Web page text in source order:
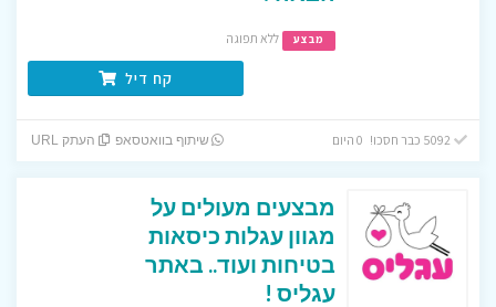
מבצע ללא תפוגה
קח דיל
שיתוף בוואטסאפ העתק URL
מבצעים מעולים על
מגוון עגלות כיסאות
בטיחות ועוד.. באתר
עגליס !